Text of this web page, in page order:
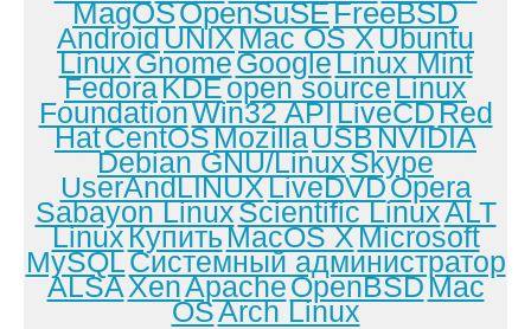
MagOSOpenSuSEFreeBSD
AndroidUNIXMac OS XUbuntu
LinuxGnomeGoogleLinux Mint
FedoraKDEopen sourceLinux
FoundationWin32 APILiveCDRed
HatCentOSMozillaUSBNVIDIA
Debian GNU/LinuxSkype
UserAndLINUXLiveDVDOpera
Sabayon LinuxScientific LinuxALT
LinuxКупитьMacOS XMicrosoft
MySQLСистемный администратор
ALSAXenApacheOpenBSDMac
OSArch Linux